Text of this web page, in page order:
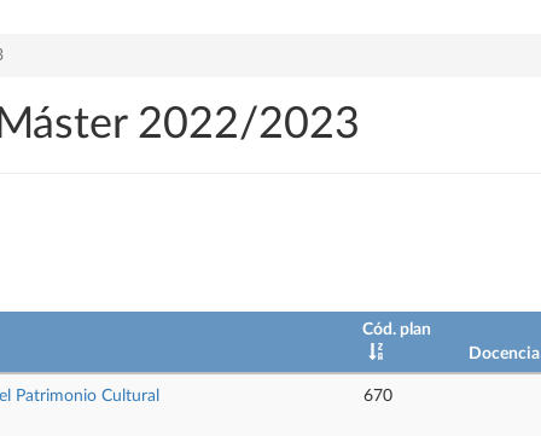
2022/2023
Cód. plan
Docencia
Patrimonio Cultural 670